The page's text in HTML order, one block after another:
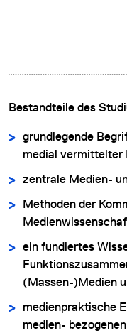
Bestandteile des
grundlegende
medial vermittelter
zentrale Medien-
Methoden der
ein fundiertes
(Massen-)Medien
medienpraktische
medien-